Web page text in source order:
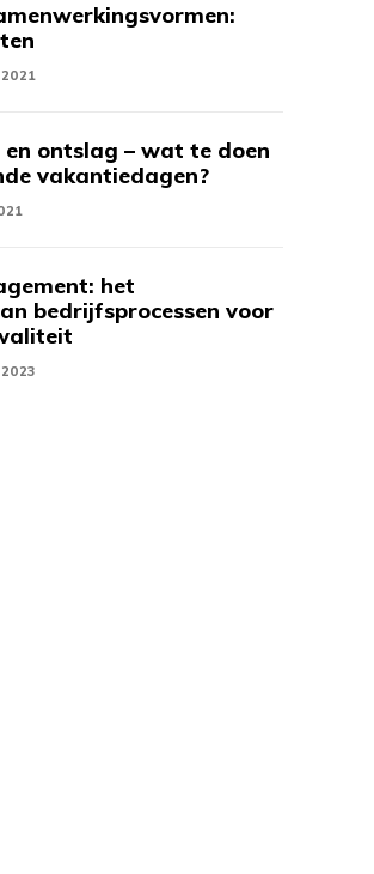
2021
ontslag – wat te doen
vakantiedagen?
het
bedrijfsprocessen voor
2023